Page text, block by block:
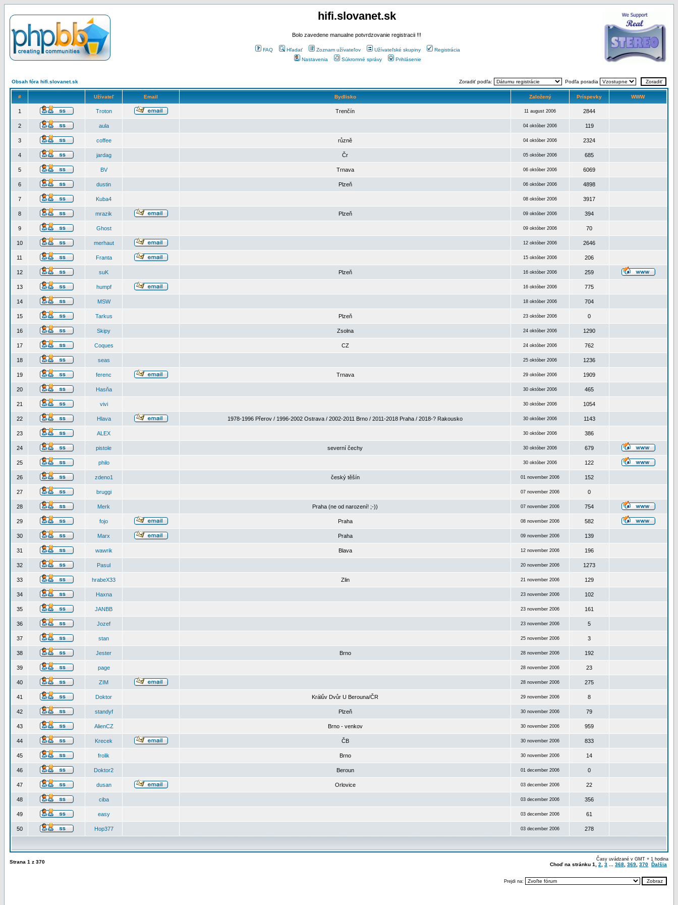
hifi.slovanet.sk
Bolo zavedene manualne potvrdzovanie registracii !!!
FAQ Hľadať Zoznam užívateľov Užívateľské skupiny
Registrácia
Nastavenia
Súkromné správy Prihlásenie
Obsah fóra hifi.slovanet.sk Zoradiť podľa: Podľa poradia
# Užívateľ Email Bydlisko Založený Príspevky WWW
1 Troton Trenčín 11 august 2006 2844
2 aula 04 október 2006 119
3 coffee různě 04 október 2006 2324
4 jardag Čr 05 október 2006 685
5 BV Trnava 06 október 2006 6069
6 dustin Plzeň 06 október 2006 4898
7 Kuba4 08 október 2006 3917
8 mrazik Plzeň 09 október 2006 394
9 Ghost 09 október 2006 70
10 merhaut 12 október 2006 2646
11 Franta 15 október 2006 206
12 suK Plzeň 16 október 2006 259
13 humpf 16 október 2006 775
14 MSW 18 október 2006 704
15 Tarkus Plzeň 23 október 2006 0
16 Skipy Zsolna 24 október 2006 1290
17 Coques CZ 24 október 2006 762
18 seas 25 október 2006 1236
19 ferenc Trnava 29 október 2006 1909
20 Hasňa 30 október 2006 465
21 vivi 30 október 2006 1054
22 Hlava 1978-1996 Přerov / 1996-2002 Ostrava / 2002-2011 Brno / 2011-2018 Praha / 2018-? Rakousko 30 október 2006 1143
23 ALEX 30 október 2006 386
24 pistole severní čechy 30 október 2006 679
25 philo 30 október 2006 122
26 zdeno1 český těšín 01 november 2006 152
27 bruggi 07 november 2006 0
28 Merk Praha (ne od narození! ;-)) 07 november 2006 754
29 fojo Praha 08 november 2006 582
30 Marx Praha 09 november 2006 139
31 wawrik Blava 12 november 2006 196
32 Pasul 20 november 2006 1273
33 hrabeX33 Zlin 21 november 2006 129
34 Haxna 23 november 2006 102
35 JANBB 23 november 2006 161
36 Jozef 23 november 2006 5
37 stan 25 november 2006 3
38 Jester Brno 28 november 2006 192
39 page 28 november 2006 23
40 ZIM 28 november 2006 275
41 Doktor Králův Dvůr U Berouna/ČR 29 november 2006 8
42 standyf Plzeň 30 november 2006 79
43 AlienCZ Brno - venkov 30 november 2006 959
44 Krecek ČB 30 november 2006 833
45 frolik Brno 30 november 2006 14
46 Doktor2 Beroun 01 december 2006 0
47 dusan Orlovice 03 december 2006 22
48 ciba 03 december 2006 356
49 easy 03 december 2006 61
50 Hop377 03 december 2006 278
Strana 1 z 370 Časy uvádzané v GMT + 1 hodina
Choď na stránku 1 2 3 368 369 370 Ďalšia
Prejdi na: